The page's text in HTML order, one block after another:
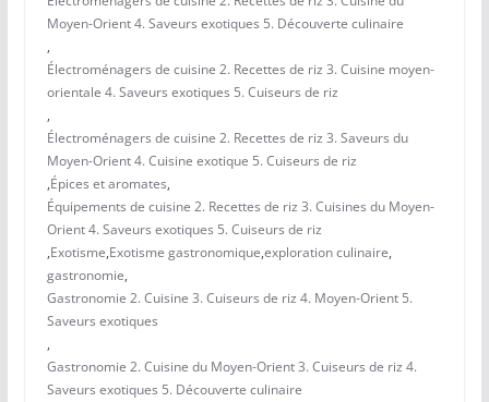
Moyen-Orient 4. Saveurs exotiques 5. Découverte culinaire
,
Électroménagers de cuisine 2. Recettes de riz 3. Cuisine moyen-
orientale 4. Saveurs exotiques 5. Cuiseurs de riz
,
Électroménagers de cuisine 2. Recettes de riz 3. Saveurs du
Moyen-Orient 4. Cuisine exotique 5. Cuiseurs de riz
,Épices et aromates,
Équipements de cuisine 2. Recettes de riz 3. Cuisines du Moyen-
Orient 4. Saveurs exotiques 5. Cuiseurs de riz
,Exotisme,Exotisme gastronomique,exploration culinaire,
gastronomie,
Gastronomie 2. Cuisine 3. Cuiseurs de riz 4. Moyen-Orient 5.
Saveurs exotiques
,
Gastronomie 2. Cuisine du Moyen-Orient 3. Cuiseurs de riz 4.
Saveurs exotiques 5. Découverte culinaire